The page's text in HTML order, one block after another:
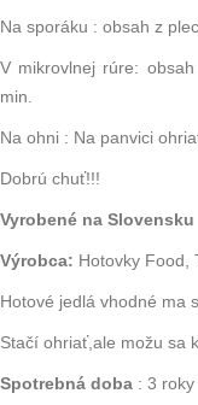
Na sporáku : obsah z
V mikrovlnej rúre:
min.
Na ohni : Na panvici
Dobrú chuť!!!
Vyrobené na Slovensku
Výrobca: Hotovky Food,
Hotové jedlá vhodné ma
Stačí ohriať,ale možu sa
Spotrebná doba : 3 roky